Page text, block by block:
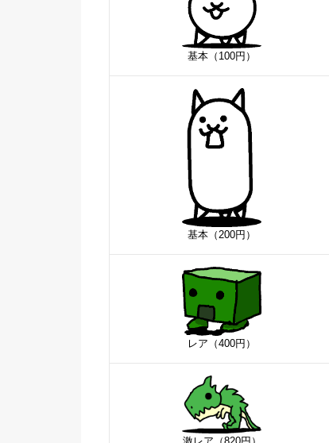
基本（100円）
基本（200円）
レア（400円）